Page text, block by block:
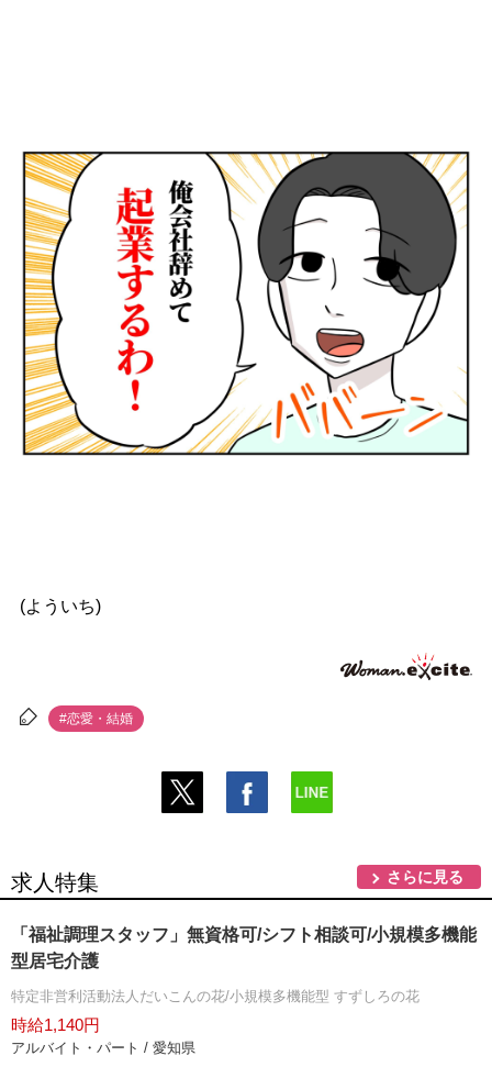
(よういち)
#恋愛・結婚
求人特集 さらに見る
「福祉調理スタッフ」無資格可/シフト相談可/小規模多機能
型居宅介護
特定非営利活動法人だいこんの花/小規模多機能型 すずしろの花
時給1,140円
アルバイト・パート / 愛知県